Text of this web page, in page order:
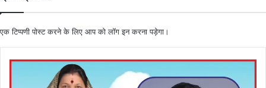
एक टिप्पणी पोस्ट करने के लिए आप कोलॉग इनकरना पड़ेगा।